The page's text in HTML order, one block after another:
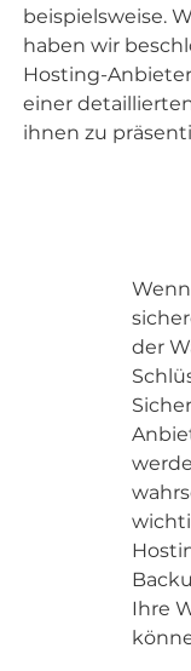
beispielsweise.
haben wir
Hosting-
einer
ihnen zu
der
Ihre